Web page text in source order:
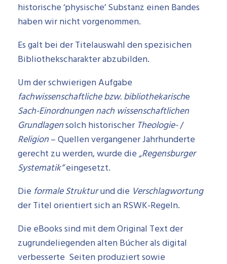
historische ‘physische’ Substanz einen Bandes
haben wir nicht vorgenommen.
Es galt bei der Titelauswahl den spezisichen
Bibliothekscharakter abzubilden.
Um der schwierigen Aufgabe
fachwissenschaftliche bzw. bibliothekarische
Sach-Einordnungen nach wissenschaftlichen
Grundlagensolch historischer Theologie-/
Religion– Quellen vergangener Jahrhunderte
gerecht zu werden, wurde die „Regensburger
Systematik“eingesetzt.
Die formale Strukturund die Verschlagwortung
der Titel orientiert sich an RSWK-Regeln.
Die eBooks sind mit dem Original Text der
zugrundeliegenden alten Búcher als digital
verbesserte Seiten produziert sowie